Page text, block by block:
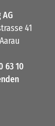
AG
41
63 10